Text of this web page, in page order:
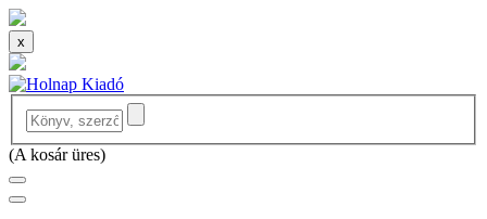
x
(A kosár üres)